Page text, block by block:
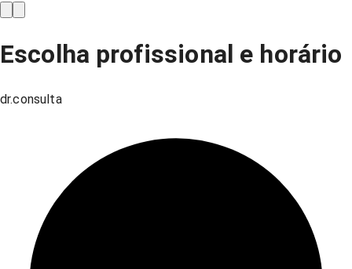
Escolha profissional e horário
dr.consulta